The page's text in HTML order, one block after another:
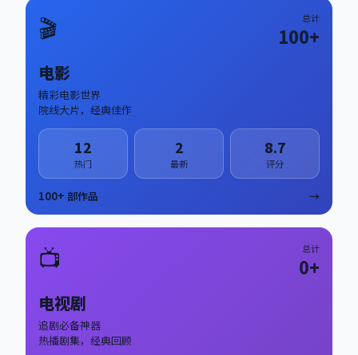
🎬 总计
100+
电影
精彩电影世界
院线大片，经典佳作
12
热门
2
最新
8.7
评分
100+ 部作品 →
📺 总计
0+
电视剧
追剧必备神器
热播剧集，经典回顾